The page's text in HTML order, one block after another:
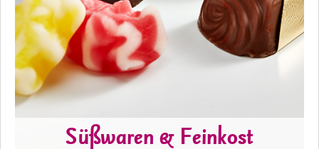
Süßwaren & Feinkost